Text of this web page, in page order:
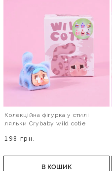
Колекційна фігурка у стилі
ляльки Сrybaby wild cotie
198 грн.
В КОШИК